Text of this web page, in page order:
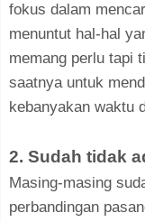
fokus dalam
menuntut hal-hal
memang perlu tapi
saatnya untuk
kebanyakan waktu
2. Sudah tidak
Masing-masing
perbandingan